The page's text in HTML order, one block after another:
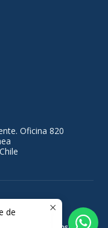
Oficina 820
de